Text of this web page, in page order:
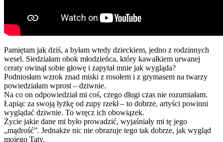
Pamiętam jak dziś, a byłam wtedy dzieckiem, jedno z rodzinnych
wesel. Siedziałam obok młodzieńca, który kawałkiem urwanej
ceraty owinął sobie głowę i zapytał mnie jak wygląda?
Podniosłam wzrok znad miski z rosołem i z grymasem na twarzy
powiedziałam wprost – dziwnie.
Na co on odpowiedział mi coś, czego długi czas nie rozumiałam.
Łapiąc za swoją łyżkę od zupy rzekł – to dobrze, artyści powinni
wyglądać dziwnie. To wręcz ich obowiązek.
Życie jakie dane mi było prowadzić, wyjaśniały mi tę jego
„mądrość”. Jednakże nic nie obrazuje tego tak dobrze, jak wygląd
mojego Taty.